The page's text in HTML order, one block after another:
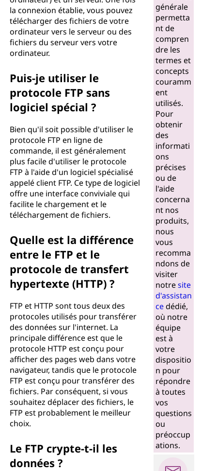
la connexion établie, vous pouvez
télécharger des fichiers de votre
ordinateur vers le serveur ou des
fichiers du serveur vers votre
ordinateur.
Puis-je utiliser le
protocole FTP sans
logiciel spécial ?
Bien qu'il soit possible d'utiliser le
protocole FTP en ligne de
commande, il est généralement
plus facile d'utiliser le protocole
FTP à l'aide d'un logiciel spécialisé
appelé client FTP. Ce type de logiciel
offre une interface conviviale qui
facilite le chargement et le
téléchargement de fichiers.
Quelle est la différence
entre le FTP et le
protocole de transfert
hypertexte (HTTP) ?
FTP et HTTP sont tous deux des
protocoles utilisés pour transférer
des données sur l'internet. La
principale différence est que le
protocole HTTP est conçu pour
afficher des pages web dans votre
navigateur, tandis que le protocole
FTP est conçu pour transférer des
fichiers. Par conséquent, si vous
souhaitez déplacer des fichiers, le
FTP est probablement le meilleur
choix.
Le FTP crypte-t-il les
données ?
générale
permetta
nt de
compren
dre les
termes et
concepts
couramm
ent
utilisés.
Pour
obtenir
des
informati
ons
précises
ou de
l'aide
concerna
nt nos
produits,
nous
vous
recomma
ndons de
visiter
notresite
d'assistan
cedédié,
où notre
équipe
est à
votre
dispositio
n pour
répondre
à toutes
vos
questions
ou
préoccup
ations.